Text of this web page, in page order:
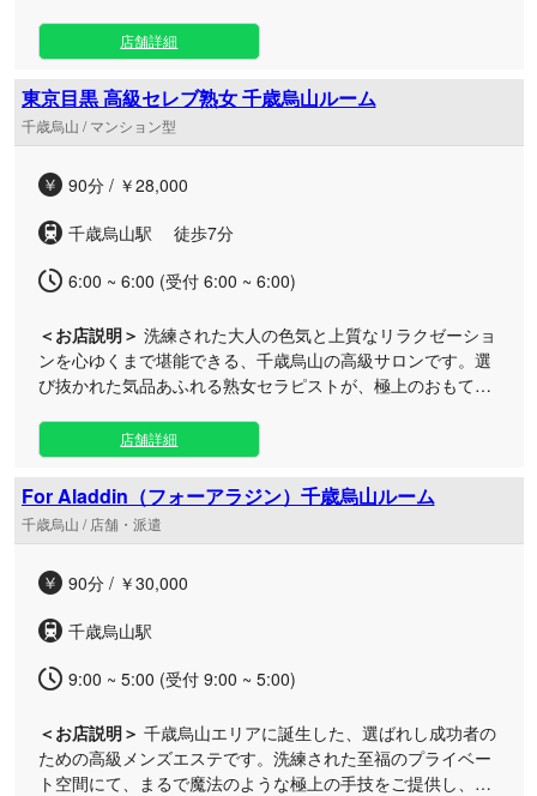
た街並みが魅力の千歳烏山周辺でのご利用はもちろん、ご自
宅やご宿泊先など、お客様のプライベートな空間へもセラピ
ストが確かな技術と心を込めたおもてなしをお届けに上がり
ます。日々の喧騒から離れ、心身ともに深く満たされる特別
なリフレッシュタイムをぜひご堪能ください。
店舗詳細
東京目黒 高級セレブ熟女 千歳烏山ルーム
千歳烏山 / マンション型
90分 / ￥28,000
千歳烏山駅 徒歩7分
6:00 ~ 6:00 (受付 6:00 ~ 6:00)
＜お店説明＞ 洗練された大人の色気と上質なリラクゼーショ
ンを心ゆくまで堪能できる、千歳烏山の高級サロンです。選
び抜かれた気品あふれる熟女セラピストが、極上のおもてな
沿線からのアクセスも良好なプライベート感溢れるルーム
は、日常の喧騒を忘れさせてくれる非日常の安らぎ空間。お
一人おひとりのご要望に寄り添い、細細な心遣いと熟練のト
リートメントで、心も身体も深く満たされる特別なひととき
をお約束いたします。
店舗詳細
For Aladdin（フォーアラジン）千歳烏山ルーム
千歳烏山 / 店舗・派遣
90分 / ￥30,000
千歳烏山駅
9:00 ~ 5:00 (受付 9:00 ~ 5:00)
＜お店説明＞ 千歳烏山エリアに誕生した、選ばれし成功者の
ための高級メンズエステです。洗練された至福のプライベー
ト空間にて、まるで魔法のような極上の手技をご提供し、